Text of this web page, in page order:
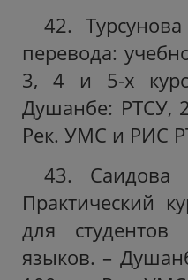
42.
перевода:
3, 4 и 5-х
Душанбе: РТСУ,
Рек. УМС и РИС
43. Саидова
Практический
для студентов
языков. –